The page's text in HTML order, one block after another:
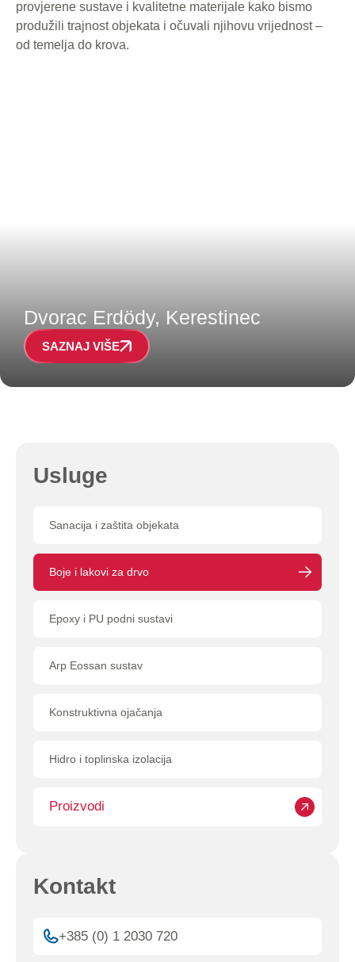
provjerene sustave i kvalitetne materijale kako bismo
produžili trajnost objekata i očuvali njihovu vrijednost –
od temelja do krova.
Dvorac Erdödy, Kerestinec
SAZNAJ VIŠE
Usluge
Sanacija i zaštita objekata
Boje i lakovi za drvo
Epoxy i PU podni sustavi
Arp Eossan sustav
Konstruktivna ojačanja
Hidro i toplinska izolacija
Proizvodi
Kontakt
+385 (0) 1 2030 720